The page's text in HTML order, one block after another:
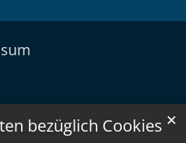
bezüglich Cookies ✕